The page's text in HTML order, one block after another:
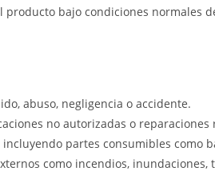
producto bajo condiciones normales
abuso, negligencia o accidente.
no autorizadas o
partes consumibles como
como incendios,